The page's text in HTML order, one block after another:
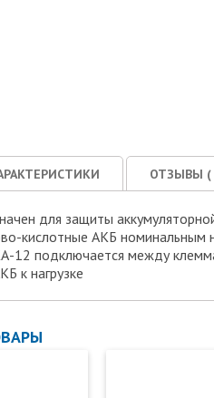
ОТЗЫВЫ (
для защиты
кислотные АКБ
12 подключается между
к нагрузке